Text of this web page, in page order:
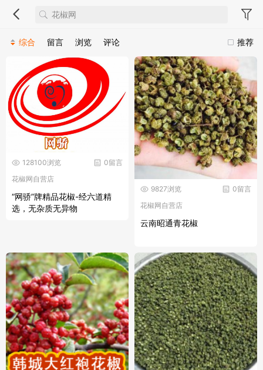
推荐
综合 留言 浏览 评论
0留言
128100浏览
花椒网自营店
“网骄”牌精品花椒-经六道精
选，无杂质无异物
0留言
9827浏览
花椒网自营店
云南昭通青花椒